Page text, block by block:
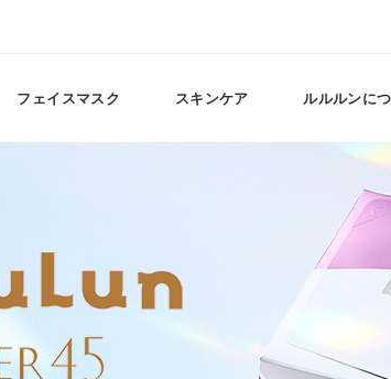
フェイスマスク スキンケア ルルルンに